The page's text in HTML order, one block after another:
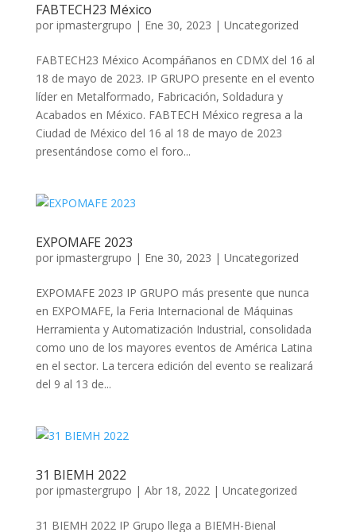
FABTECH23 México
por ipmastergrupo | Ene 30, 2023 | Uncategorized
FABTECH23 México Acompáñanos en CDMX del 16 al
18 de mayo de 2023. IP GRUPO presente en el evento
líder en Metalformado, Fabricación, Soldadura y
Acabados en México. FABTECH México regresa a la
Ciudad de México del 16 al 18 de mayo de 2023
presentándose como el foro...
EXPOMAFE 2023
por ipmastergrupo | Ene 30, 2023 | Uncategorized
EXPOMAFE 2023 IP GRUPO más presente que nunca
en EXPOMAFE, la Feria Internacional de Máquinas
Herramienta y Automatización Industrial, consolidada
como uno de los mayores eventos de América Latina
en el sector. La tercera edición del evento se realizará
del 9 al 13 de...
31 BIEMH 2022
por ipmastergrupo | Abr 18, 2022| Uncategorized
31 BIEMH 2022 IP Grupo llega a BIEMH-Bienal